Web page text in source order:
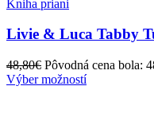
Kniha priani
Livie & Luca Tabby
48,80€ Pôvodná cena bola:
Výber možností